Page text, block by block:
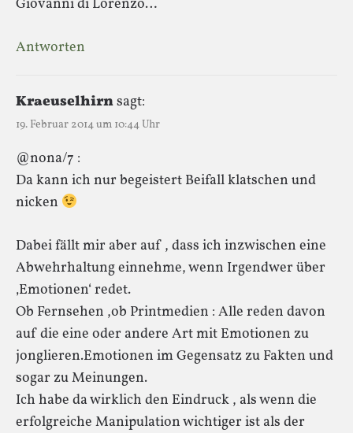
Giovanni di Lorenzo…
Antworten
Kraeuselhirnsagt:
19. Februar 2014 um 10:44 Uhr
@nona/7 :
Da kann ich nur begeistert Beifall klatschen und
nicken
Dabei fällt mir aber auf , dass ich inzwischen eine
Abwehrhaltung einnehme, wenn Irgendwer über
‚Emotionen‘ redet.
Ob Fernsehen ,ob Printmedien : Alle reden davon
auf die eine oder andere Art mit Emotionen zu
jonglieren.Emotionen im Gegensatz zu Fakten und
sogar zu Meinungen.
Ich habe da wirklich den Eindruck , als wenn die
erfolgreiche Manipulation wichtiger ist als der